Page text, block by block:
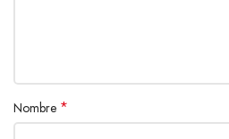
Nombre *